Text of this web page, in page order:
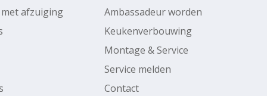
afzuiging
Ambassadeur worden
Keukenverbouwing
Montage & Service
Service melden
Contact